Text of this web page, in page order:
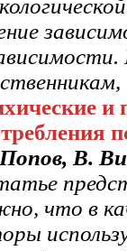
и
В.
что в